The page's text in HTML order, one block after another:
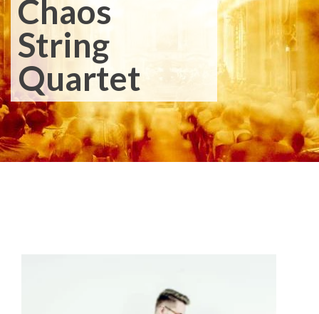
Chaos
String
Quartet